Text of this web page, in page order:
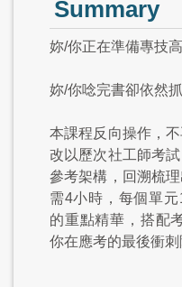
Summary
妳/你正在準備專技
妳/你唸完書卻依然
本課程反向操作，
改以歷次社工師考
參考架構，回溯梳
需4小時，每個單
的重點精華，搭配
你在應考的最後衝刺